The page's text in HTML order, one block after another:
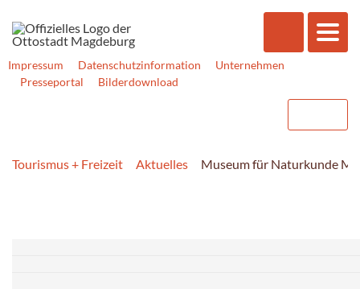
Impressum Datenschutzinformation
Unternehmen
Presseportal
Bilderdownload
Tourismus + Freizeit Aktuelles Museum für Naturkunde